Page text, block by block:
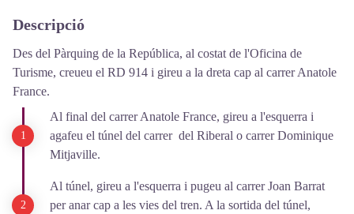
Descripció
Des del Pàrquing de la República, al costat de l'Oficina de
Turisme, creueu el RD 914 i gireu a la dreta cap al carrer Anatole
France.
Al final del carrer Anatole France, gireu a l'esquerra i
agafeu el túnel del carrer del Riberal o carrer Dominique
Mitjaville.
Al túnel, gireu a l'esquerra i pugeu al carrer Joan Barrat
per anar cap a les vies del tren. A la sortida del túnel,